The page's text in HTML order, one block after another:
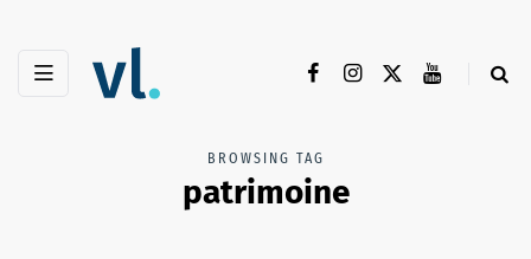
BROWSING TAG
patrimoine